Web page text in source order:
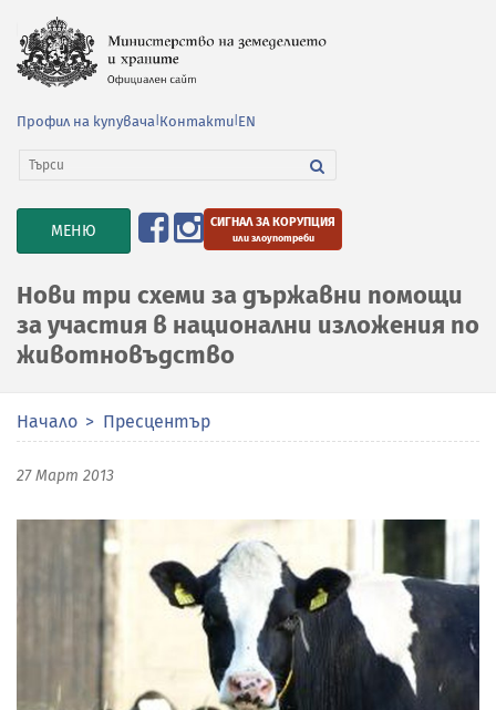
Профил на купувача Контакти EN
TOGGLE
NAVIGATION
МЕНЮ СИГНАЛ ЗА КОРУПЦИЯ
или злоупотреби
Нови три схеми за държавни помощи
за участия в национални изложения по
животновъдство
Начало Пресцентър
27 Март 2013